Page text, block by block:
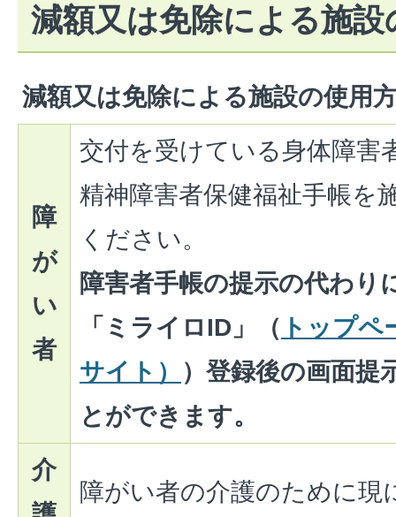
減額又は免除による施設
減額又は免除による施設の使用
障
が
い
者
交付を受けている身体障害
精神障害者保健福祉手帳を
ください。
障害者手帳の提示の代わり
「ミライロID」（ トップ
サイト）
）登録後の画面提
とができます。
介
障がい者の介護のために現